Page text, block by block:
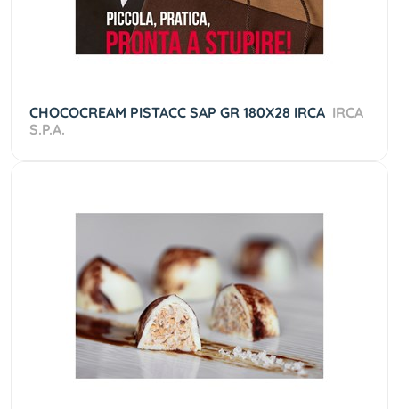
CHOCOCREAM PISTACC SAP GR 180X28 IRCA IRCA
S.P.A.